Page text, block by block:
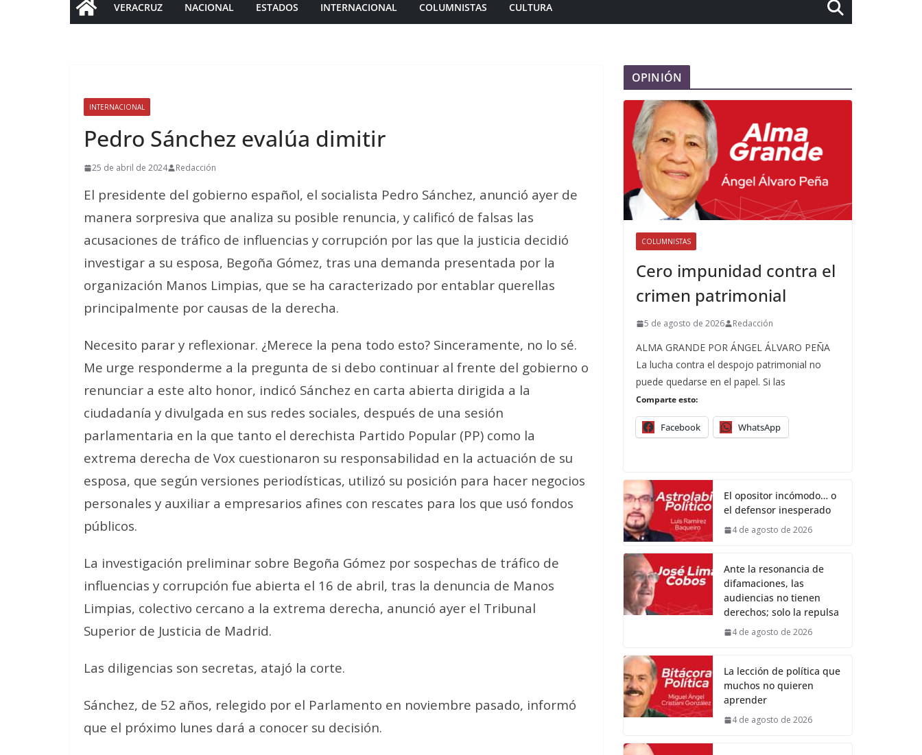
VERACRUZ NACIONAL ESTADOS INTERNACIONAL COLUMNISTAS CULTURA
INTERNACIONAL
Pedro Sánchez evalúa dimitir
25 de abril de 2024 Redacción
El presidente del gobierno español, el socialista Pedro Sánchez, anunció ayer de
manera sorpresiva que analiza su posible renuncia, y calificó de falsas las
acusaciones de tráfico de influencias y corrupción por las que la justicia decidió
investigar a su esposa, Begoña Gómez, tras una demanda presentada por la
organización Manos Limpias, que se ha caracterizado por entablar querellas
principalmente por causas de la derecha.
Necesito parar y reflexionar. ¿Merece la pena todo esto? Sinceramente, no lo sé.
Me urge responderme a la pregunta de si debo continuar al frente del gobierno o
renunciar a este alto honor, indicó Sánchez en carta abierta dirigida a la
ciudadanía y divulgada en sus redes sociales, después de una sesión
parlamentaria en la que tanto el derechista Partido Popular (PP) como la
extrema derecha de Vox cuestionaron su responsabilidad en la actuación de su
esposa, que según versiones periodísticas, utilizó su posición para hacer negocios
personales y auxiliar a empresarios afines con rescates para los que usó fondos
públicos.
La investigación preliminar sobre Begoña Gómez por sospechas de tráfico de
influencias y corrupción fue abierta el 16 de abril, tras la denuncia de Manos
Limpias, colectivo cercano a la extrema derecha, anunció ayer el Tribunal
Superior de Justicia de Madrid.
Las diligencias son secretas, atajó la corte.
Sánchez, de 52 años, relegido por el Parlamento en noviembre pasado, informó
que el próximo lunes dará a conocer su decisión.
OPINIÓN
COLUMNISTAS
Cero impunidad contra el
crimen patrimonial
5 de agosto de 2026 Redacción
ALMA GRANDE POR ÁNGEL ÁLVARO PEÑA
La lucha contra el despojo patrimonial no
puede quedarse en el papel. Si las
Comparte esto:
Facebook WhatsApp
El opositor incómodo… o
el defensor inesperado
4 de agosto de 2026
Ante la resonancia de
difamaciones, las
audiencias no tienen
derechos; solo la repulsa
4 de agosto de 2026
La lección de política que
muchos no quieren
aprender
4 de agosto de 2026